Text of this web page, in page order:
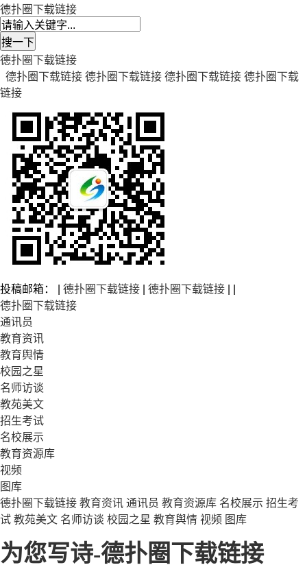
德扑圈下载链接
德扑圈下载链接
德扑圈下载链接 德扑圈下载链接 德扑圈下载链接 德扑圈下载
链接
投稿邮箱： | 德扑圈下载链接 德扑圈下载链接
德扑圈下载链接
通讯员
教育资讯
教育舆情
校园之星
名师访谈
教苑美文
招生考试
名校展示
教育资源库
视频
图库
德扑圈下载链接 教育资讯 通讯员 教育资源库 名校展示 招生考
试 教苑美文 名师访谈 校园之星 教育舆情 视频 图库
为您写诗-德扑圈下载链接